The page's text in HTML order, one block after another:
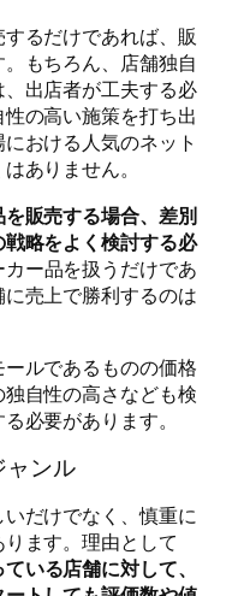
るだけであれば、販
もちろん、店舗独自
出店者が工夫する必
の高い施策を打ち出
おける人気のネット
ありません。
販売する場合、差別
略をよく検討する必
ー品を扱うだけであ
売上で勝利するのは
ルであるものの価格
自性の高さなども検
必要があります。
ンル
だけでなく、慎重に
ます。理由として
いる店舗に対して、